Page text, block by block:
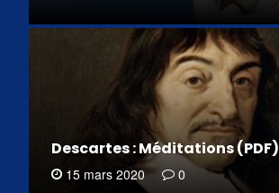
Descartes : Méditations (PDF)
15 mars 2020 0